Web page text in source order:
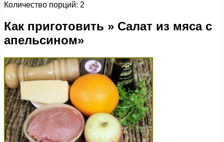
Количество порций: 2
Как приготовить » Салат из мяса с
апельсином»